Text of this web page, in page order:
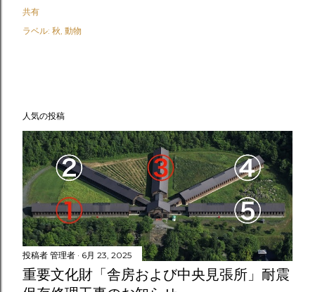
共有
ラベル: 秋 動物
人気の投稿
投稿者 管理者 6月 23, 2025
重要文化財「舎房および中央見張所」耐震